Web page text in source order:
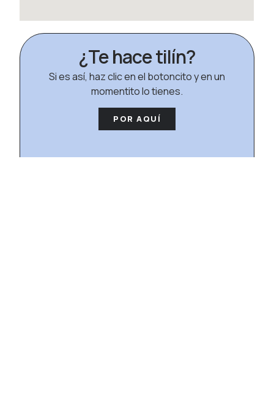
¿Te hace tilín?
Si es así, haz clic en el botoncito y en un
momentito lo tienes.
POR AQUÍ